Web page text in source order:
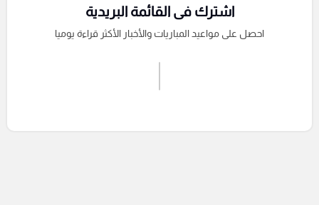
اشترك فى القائمة البريدية
احصل على مواعيد المباريات والأخبار الأكثر قراءة يوميا